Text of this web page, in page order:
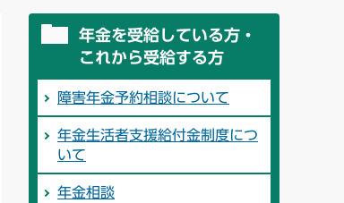
年金を受給している方・
これから受給する方
障害年金予約相談について
年金生活者支援給付金制度につ
いて
年金相談